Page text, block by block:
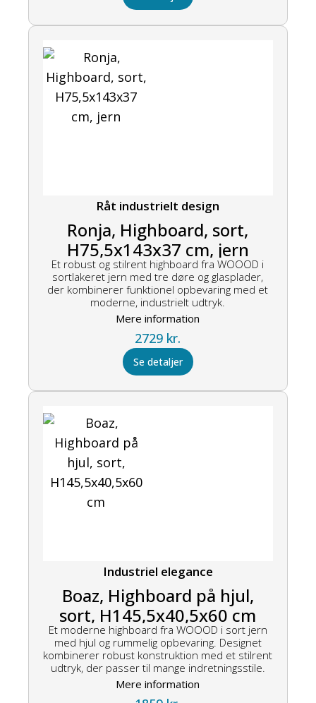
Råt industrielt design
Ronja, Highboard, sort,
H75,5x143x37 cm, jern
Et robust og stilrent highboard fra WOOOD i
sortlakeret jern med tre døre og glasplader,
der kombinerer funktionel opbevaring med et
moderne, industrielt udtryk.
2729 kr.
Se detaljer
Mere information
Industriel elegance
Boaz, Highboard på hjul,
sort, H145,5x40,5x60 cm
Et moderne highboard fra WOOOD i sort jern
med hjul og rummelig opbevaring. Designet
kombinerer robust konstruktion med et stilrent
udtryk, der passer til mange indretningsstile.
Mere information